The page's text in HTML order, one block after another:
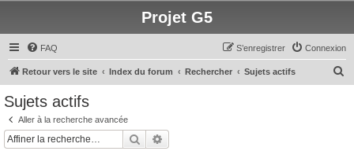
Projet G5
FAQ Connexion
S’enregistrer
Retour vers le site Index du forum Rechercher Sujets actifs
Sujets actifs
Aller à la recherche avancée
Rechercher